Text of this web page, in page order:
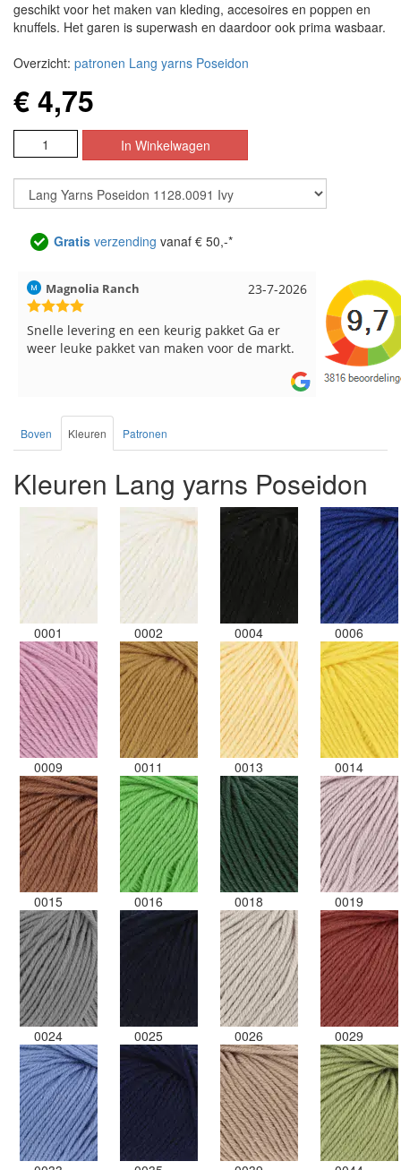
geschikt voor het maken van kleding, accesoires en poppen en
knuffels. Het garen is superwash en daardoor ook prima wasbaar.
Overzicht: patronen Lang yarns Poseidon
€ 4,75
Gratis verzending vanaf € 50,-*
17-7-2026
Hilde uit Loyers
Reeds meerdere keren breigaren en
breinaalden besteld, altijd heel tevreden over
Loes uit
Snelle
Boven Kleuren Patronen
Kleuren Lang yarns Poseidon
0001 0002 0004 0006
0009 0011 0013 0014
0015 0016 0018 0019
0024 0025 0026 0029